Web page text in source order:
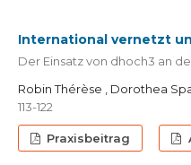
International vernetzt
Der Einsatz von dhoch3 an
Robin Thérèse , Dorothea
113-122
Praxisbeitrag